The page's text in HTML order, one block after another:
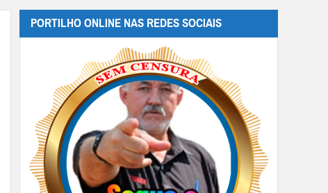
PORTILHO ONLINE NAS REDES SOCIAIS